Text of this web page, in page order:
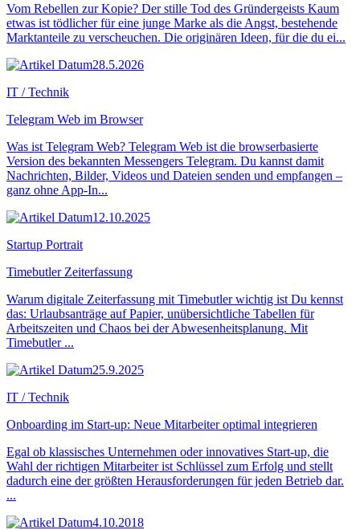
Vom Rebellen zur Kopie? Der stille Tod des Gründergeists Kaum
etwas ist tödlicher für eine junge Marke als die Angst, bestehende
Marktanteile zu verscheuchen. Die originären Ideen, für die du ei...
28.5.2026
IT / Technik
Telegram Web im Browser
Was ist Telegram Web? Telegram Web ist die browserbasierte
Version des bekannten Messengers Telegram. Du kannst damit
Nachrichten, Bilder, Videos und Dateien senden und empfangen –
ganz ohne App-In...
12.10.2025
Startup Portrait
Timebutler Zeiterfassung
Warum digitale Zeiterfassung mit Timebutler wichtig ist Du kennst
das: Urlaubsanträge auf Papier, unübersichtliche Tabellen für
Arbeitszeiten und Chaos bei der Abwesenheitsplanung. Mit
Timebutler ...
25.9.2025
IT / Technik
Onboarding im Start-up: Neue Mitarbeiter optimal integrieren
Egal ob klassisches Unternehmen oder innovatives Start-up, die
Wahl der richtigen Mitarbeiter ist Schlüssel zum Erfolg und stellt
dadurch eine der größten Herausforderungen für jeden Betrieb dar.
...
4.10.2018